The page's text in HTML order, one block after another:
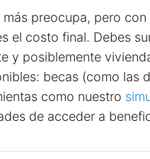
preocupa, pero
el costo final. Debes
y posiblemente
becas (como las
como nuestro
de acceder a